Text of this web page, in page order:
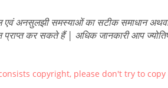
अनसुलझी समस्याओं का सटीक समाधान अथवा
कर सकते हैं | अधिक जानकारी आप
copyright, please don't try to copy